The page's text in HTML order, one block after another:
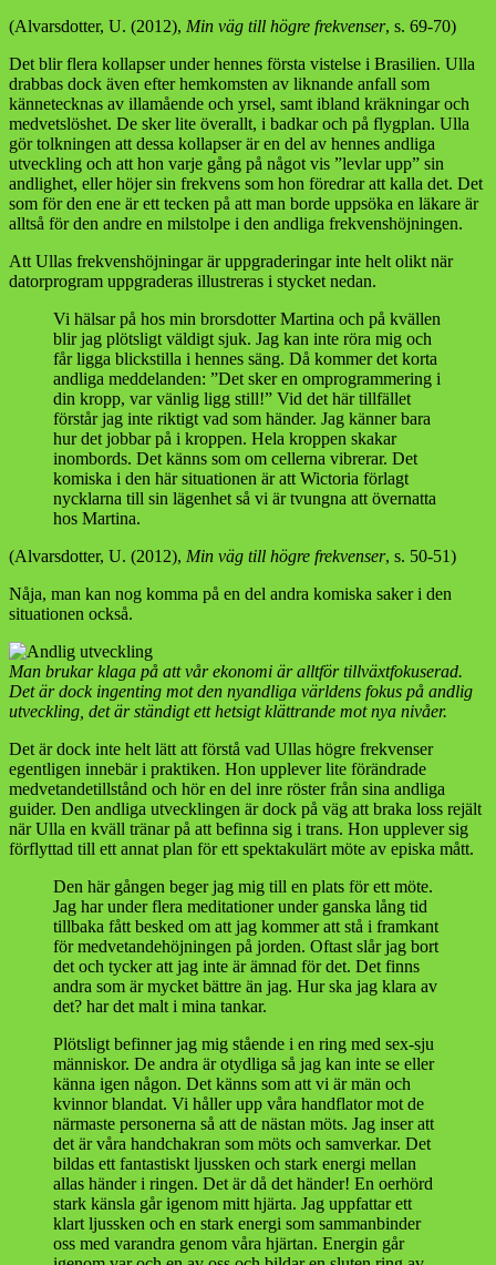
(Alvarsdotter, U. (2012), Min väg till högre frekvenser, s. 69-70)
Det blir flera kollapser under hennes första vistelse i Brasilien. Ulla
drabbas dock även efter hemkomsten av liknande anfall som
kännetecknas av illamående och yrsel, samt ibland kräkningar och
medvetslöshet. De sker lite överallt, i badkar och på flygplan. Ulla
gör tolkningen att dessa kollapser är en del av hennes andliga
utveckling och att hon varje gång på något vis ”levlar upp” sin
andlighet, eller höjer sin frekvens som hon föredrar att kalla det. Det
som för den ene är ett tecken på att man borde uppsöka en läkare är
alltså för den andre en milstolpe i den andliga frekvenshöjningen.
Att Ullas frekvenshöjningar är uppgraderingar inte helt olikt när
datorprogram uppgraderas illustreras i stycket nedan.
Vi hälsar på hos min brorsdotter Martina och på kvällen
blir jag plötsligt väldigt sjuk. Jag kan inte röra mig och
får ligga blickstilla i hennes säng. Då kommer det korta
andliga meddelanden: ”Det sker en omprogrammering i
din kropp, var vänlig ligg still!” Vid det här tillfället
förstår jag inte riktigt vad som händer. Jag känner bara
hur det jobbar på i kroppen. Hela kroppen skakar
inombords. Det känns som om cellerna vibrerar. Det
komiska i den här situationen är att Wictoria förlagt
nycklarna till sin lägenhet så vi är tvungna att övernatta
hos Martina.
(Alvarsdotter, U. (2012), Min väg till högre frekvenser, s. 50-51)
Nåja, man kan nog komma på en del andra komiska saker i den
situationen också.
Man brukar klaga på att vår ekonomi är alltför tillväxtfokuserad.
Det är dock ingenting mot den nyandliga världens fokus på andlig
utveckling, det är ständigt ett hetsigt klättrande mot nya nivåer.
Det är dock inte helt lätt att förstå vad Ullas högre frekvenser
egentligen innebär i praktiken. Hon upplever lite förändrade
medvetandetillstånd och hör en del inre röster från sina andliga
guider. Den andliga utvecklingen är dock på väg att braka loss rejält
när Ulla en kväll tränar på att befinna sig i trans. Hon upplever sig
förflyttad till ett annat plan för ett spektakulärt möte av episka mått.
Den här gången beger jag mig till en plats för ett möte.
Jag har under flera meditationer under ganska lång tid
tillbaka fått besked om att jag kommer att stå i framkant
för medvetandehöjningen på jorden. Oftast slår jag bort
det och tycker att jag inte är ämnad för det. Det finns
andra som är mycket bättre än jag. Hur ska jag klara av
det? har det malt i mina tankar.
Plötsligt befinner jag mig stående i en ring med sex-sju
människor. De andra är otydliga så jag kan inte se eller
känna igen någon. Det känns som att vi är män och
kvinnor blandat. Vi håller upp våra handflator mot de
närmaste personerna så att de nästan möts. Jag inser att
det är våra handchakran som möts och samverkar. Det
bildas ett fantastiskt ljussken och stark energi mellan
allas händer i ringen. Det är då det händer! En oerhörd
stark känsla går igenom mitt hjärta. Jag uppfattar ett
klart ljussken och en stark energi som sammanbinder
oss med varandra genom våra hjärtan. Energin går